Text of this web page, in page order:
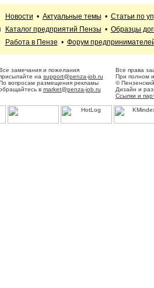
Новости • Актуальные темы • Статьи по
Каталог предприятий Пензы • Образцы
Работа в Пензе • Форум
замечания и пожелания
на support@penza-job.ru
вопросам размещения рекламы
в market@penza-job.ru
Все права
При полном
©
Дизайн и
Ссылки и